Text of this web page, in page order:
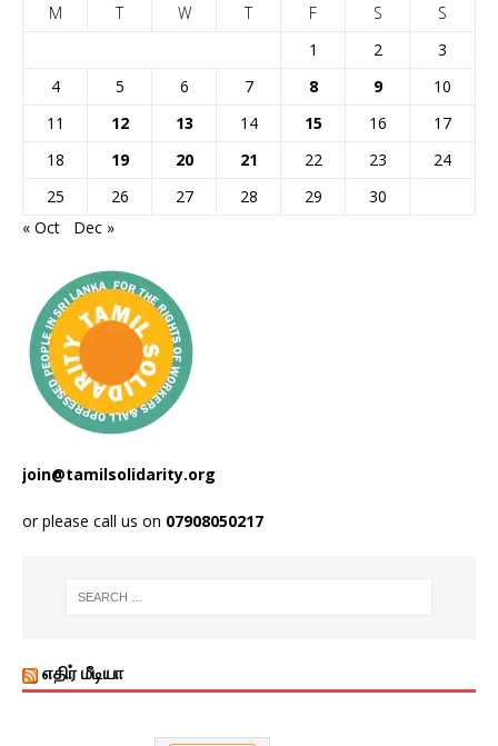
M
T W T F S
S
1
2
3
4
5 6 7 8 9
10
11
12 13 14 15 16
17
18
19 20 21 22 23
24
25
26 27 28 29
30
« Oct
Dec »
join@tamilsolidarity.org
or please call us on 07908050217
எதிர் மீடியா